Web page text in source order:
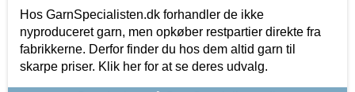
Hos GarnSpecialisten.dk forhandler de ikke
nyproduceret garn, men opkøber restpartier direkte fra
fabrikkerne. Derfor finder du hos dem altid garn til
skarpe priser. Klik her for at se deres udvalg.